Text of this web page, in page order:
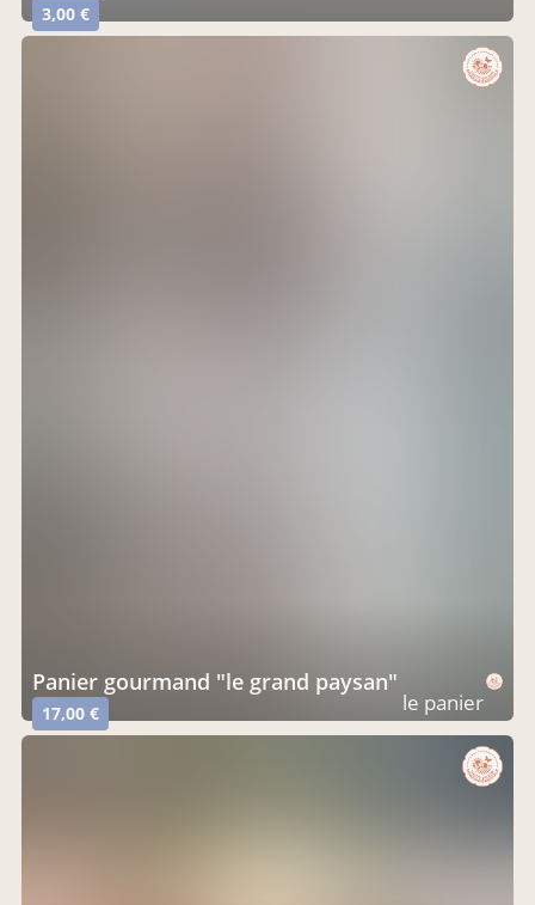
3,00 €
Panier gourmand "le grand paysan"
17,00 € le panier